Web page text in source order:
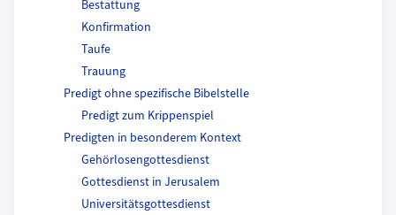
Bestattung
Konfirmation
Taufe
Trauung
Predigt ohne spezifische Bibelstelle
Predigt zum Krippenspiel
Predigten in besonderem Kontext
Gehörlosengottesdienst
Gottesdienst in Jerusalem
Universitätsgottesdienst